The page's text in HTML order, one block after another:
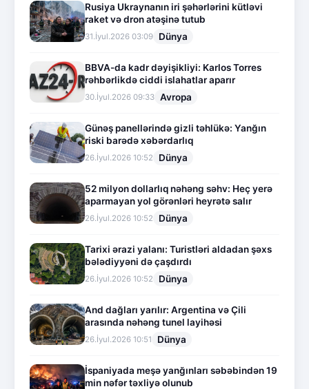
Rusiya Ukraynanın iri şəhərlərini kütləvi
raket və dron atəşinə tutub
31.İyul.2026 03:09 Dünya
BBVA-da kadr dəyişikliyi: Karlos Torres
rəhbərlikdə ciddi islahatlar aparır
30.İyul.2026 09:33 Avropa
Günəş panellərində gizli təhlükə: Yanğın
riski barədə xəbərdarlıq
26.İyul.2026 10:52 Dünya
52 milyon dollarlıq nəhəng səhv: Heç yerə
aparmayan yol görənləri heyrətə salır
26.İyul.2026 10:52 Dünya
Tarixi ərazi yalanı: Turistləri aldadan şəxs
bələdiyyəni də çaşdırdı
26.İyul.2026 10:52 Dünya
And dağları yarılır: Argentina və Çili
arasında nəhəng tunel layihəsi
26.İyul.2026 10:51 Dünya
İspaniyada meşə yanğınları səbəbindən 19
min nəfər təxliyə olunub